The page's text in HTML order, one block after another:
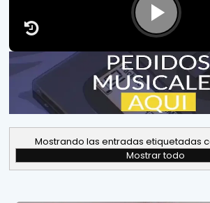
Mostrando las entradas etiquetadas
Mostrar todo